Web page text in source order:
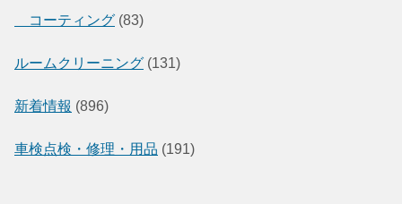
コーティング (83)
ルームクリーニング (131)
新着情報 (896)
車検点検・修理・用品 (191)